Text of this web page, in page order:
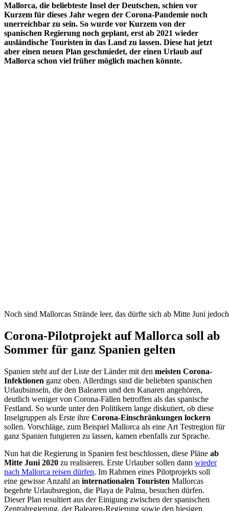
Mallorca, die beliebteste Insel der Deutschen, schien vor
Kurzem für dieses Jahr wegen der Corona-Pandemie noch
unerreichbar zu sein. So wurde vor Kurzem von der
spanischen Regierung noch geplant, erst ab 2021 wieder
ausländische Touristen in das Land zu lassen. Diese hat jetzt
aber einen neuen Plan geschmiedet, der einen Urlaub auf
Mallorca schon viel früher möglich machen könnte.
Noch sind Mallorcas Strände leer, das dürfte sich ab Mitte Juni
Corona-Pilotprojekt auf Mallorca soll ab
Sommer für ganz Spanien gelten
Spanien steht auf der Liste der Länder mit den meisten Corona-
Infektionen ganz oben. Allerdings sind die beliebten spanischen
Urlaubsinseln, die den Balearen und den Kanaren angehören,
deutlich weniger von Corona-Fällen betroffen als das spanische
Festland. So wurde unter den Politikern lange diskutiert, ob diese
Inselgruppen als Erste ihre Corona-Einschränkungen lockern
sollen. Vorschläge, zum Beispiel Mallorca als eine Art Testregion für
ganz Spanien fungieren zu lassen, kamen ebenfalls zur Sprache.
Nun hat die Regierung in Spanien fest beschlossen, diese Pläne ab
Mitte Juni 2020 zu realisieren. Erste Urlauber sollen dann wieder
nach Mallorca reisen dürfen. Im Rahmen eines Pilotprojekts soll
eine gewisse Anzahl an internationalen Touristen Mallorcas
begehrte Urlaubsregion, die Playa de Palma, besuchen dürfen.
Dieser Plan resultiert aus der Einigung zwischen der spanischen
Zentralregierung, der Balearen-Regierung sowie den hiesigen